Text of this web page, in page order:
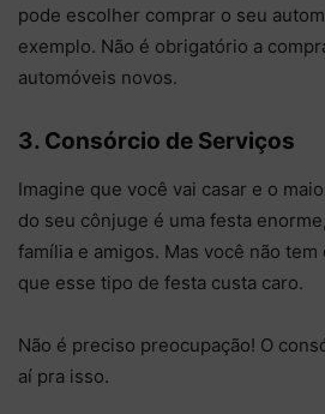
pode escolher comprar o seu
exemplo. Não é obrigatório a
automóveis novos.
3. Consórcio de Serviços
Imagine que você vai casar e o
do seu cônjuge é uma festa
família e amigos. Mas você não
que esse tipo de festa custa caro.
Não é preciso preocupação! O
aí pra isso.